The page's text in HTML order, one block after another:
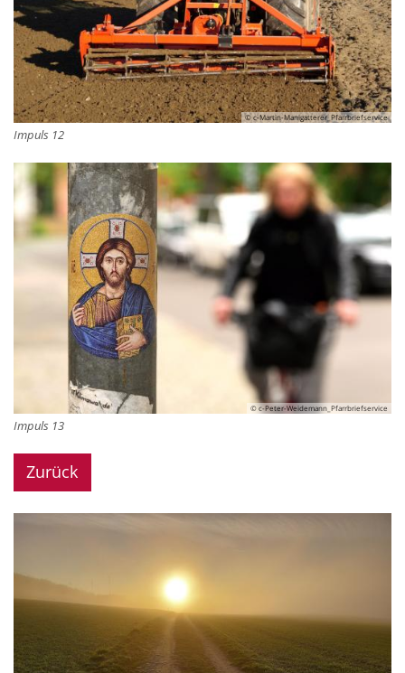
© c-Martin-Manigatterer_Pfarrbriefservice
Impuls 12
© c-Peter-Weidemann_Pfarrbriefservice
Impuls 13
Zurück